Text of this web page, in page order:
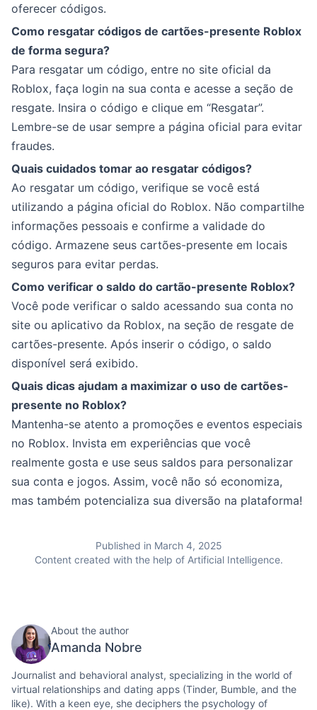
oferecer códigos.
Como resgatar códigos de cartões-presente Roblox
de forma segura?
Para resgatar um código, entre no site oficial da
Roblox, faça login na sua conta e acesse a seção de
resgate. Insira o código e clique em “Resgatar”.
Lembre-se de usar sempre a página oficial para evitar
fraudes.
Quais cuidados tomar ao resgatar códigos?
Ao resgatar um código, verifique se você está
utilizando a página oficial do Roblox. Não compartilhe
informações pessoais e confirme a validade do
código. Armazene seus cartões-presente em locais
seguros para evitar perdas.
Como verificar o saldo do cartão-presente Roblox?
Você pode verificar o saldo acessando sua conta no
site ou aplicativo da Roblox, na seção de resgate de
cartões-presente. Após inserir o código, o saldo
disponível será exibido.
Quais dicas ajudam a maximizar o uso de cartões-
presente no Roblox?
Mantenha-se atento a promoções e eventos especiais
no Roblox. Invista em experiências que você
realmente gosta e use seus saldos para personalizar
sua conta e jogos. Assim, você não só economiza,
mas também potencializa sua diversão na plataforma!
Published in March 4, 2025
Content created with the help of Artificial Intelligence.
About the author
Amanda Nobre
Journalist and behavioral analyst, specializing in the world of
virtual relationships and dating apps (Tinder, Bumble, and the
like). With a keen eye, she deciphers the psychology of